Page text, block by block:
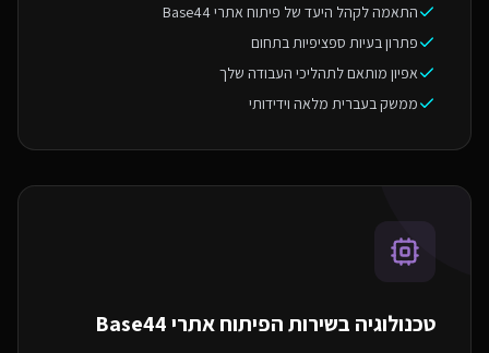
התאמה לקהל היעד של פיתוח אתרי Base44
פתרון בעיות ספציפיות בתחום
אפיון מותאם לתהליכי העבודה שלך
ממשק בעברית מלאה וידידותי
טכנולוגיה בשירות הפיתוח אתרי Base44